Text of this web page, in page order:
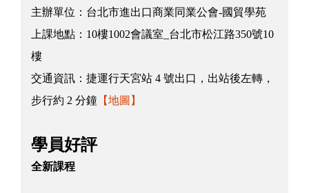
主辦單位： 台北市進出口商業同業公會-國貿學苑
上課地點： 10樓1002會議室_台北市松江路350號10
樓
交通資訊： 捷運行天宮站 4 號出口，出站後左轉，
步行約 2 分鐘 【地圖】
學員好評
全新課程